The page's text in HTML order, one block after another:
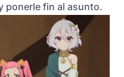
ponerle fin al asunto.